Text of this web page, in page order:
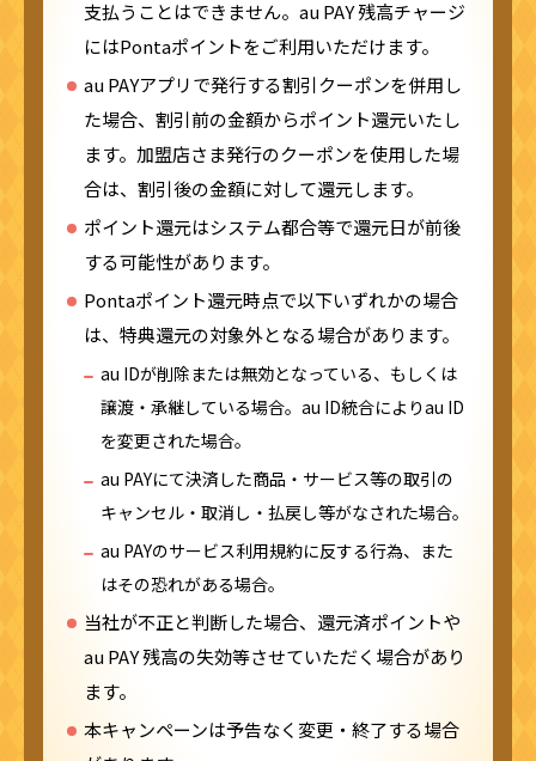
支払うことはできません。au PAY 残高チャージ
にはPontaポイントをご利用いただけます。
au PAYアプリで発行する割引クーポンを併用し
た場合、割引前の金額からポイント還元いたし
ます。加盟店さま発行のクーポンを使用した場
合は、割引後の金額に対して還元します。
ポイント還元はシステム都合等で還元日が前後
する可能性があります。
Pontaポイント還元時点で以下いずれかの場合
は、特典還元の対象外となる場合があります。
au IDが削除または無効となっている、もしくは
譲渡・承継している場合。au ID統合によりau ID
を変更された場合。
au PAYにて決済した商品・サービス等の取引の
キャンセル・取消し・払戻し等がなされた場合。
au PAYのサービス利用規約に反する行為、また
はその恐れがある場合。
当社が不正と判断した場合、還元済ポイントや
au PAY 残高の失効等させていただく場合があり
ます。
本キャンペーンは予告なく変更・終了する場合